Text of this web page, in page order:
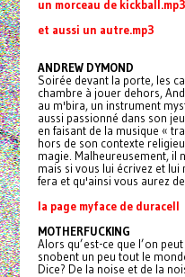
un morceau de kickball.mp3
et aussi un autre.mp3
ANDREW DYMOND
Soirée devant la porte, les
chambre à jouer dehors,
au m'bira, un instrument
aussi passionné dans son
en faisant de la musique «
hors de son contexte
magie. Malheureusement, il
mais si vous lui écrivez et
fera et qu'ainsi vous aurez
la page myface de duracell
MOTHERFUCKING
Alors qu’est-ce que l’on
snobent un peu tout le
Dice? De la noise et de la